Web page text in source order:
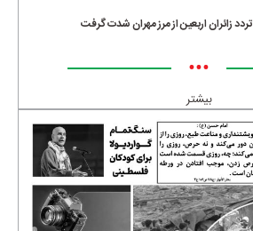
تردد زائران اربعین از مرز مهران شدت گرفت
•••
بیشتر